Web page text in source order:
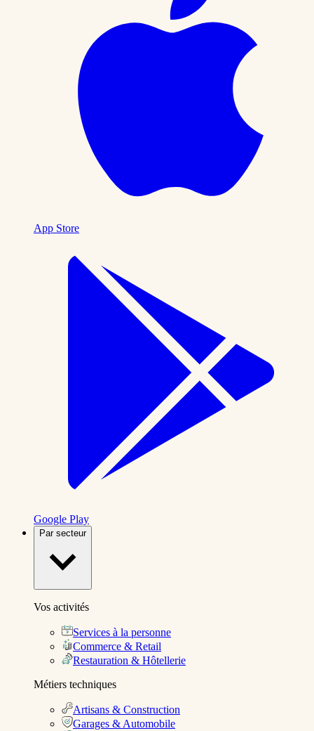
App Store
Google Play
Par secteur
Vos activités
Services à la personne
Commerce & Retail
Restauration & Hôtellerie
Métiers techniques
Artisans & Construction
Garages & Automobile